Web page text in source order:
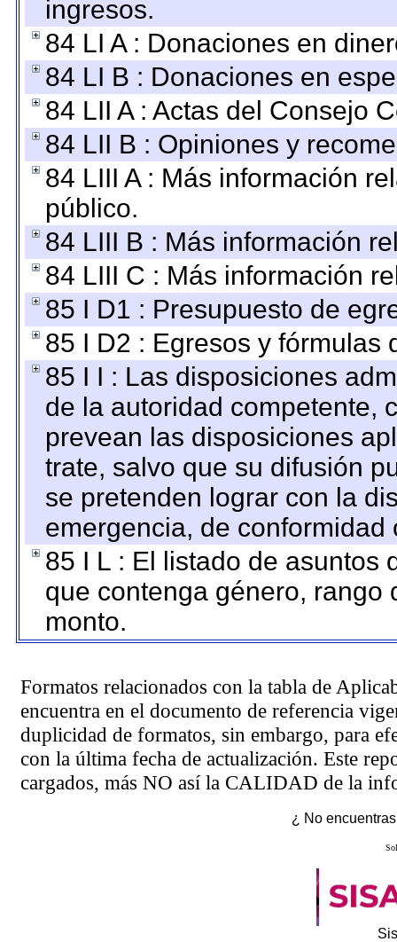
ingresos.
84 LI A : Donaciones en
84 LI B : Donaciones en
84 LII A : Actas del Consejo
84 LII B : Opiniones y
84 LIII A : Más información
público.
84 LIII B : Más información
84 LIII C : Más información
85 I D1 : Presupuesto de
85 I D2 : Egresos y fórmulas
85 I I : Las disposiciones
de la autoridad competente,
prevean las disposiciones
trate, salvo que su difusión
se pretenden lograr con la
emergencia, de
85 I L : El listado de asuntos
que contenga género, rango
monto.
Formatos relacionados con la tabla de
encuentra en el documento de referencia
duplicidad de formatos, sin embargo, para
con la última fecha de actualización. Este
cargados, más NO así la CALIDAD de la
¿ No